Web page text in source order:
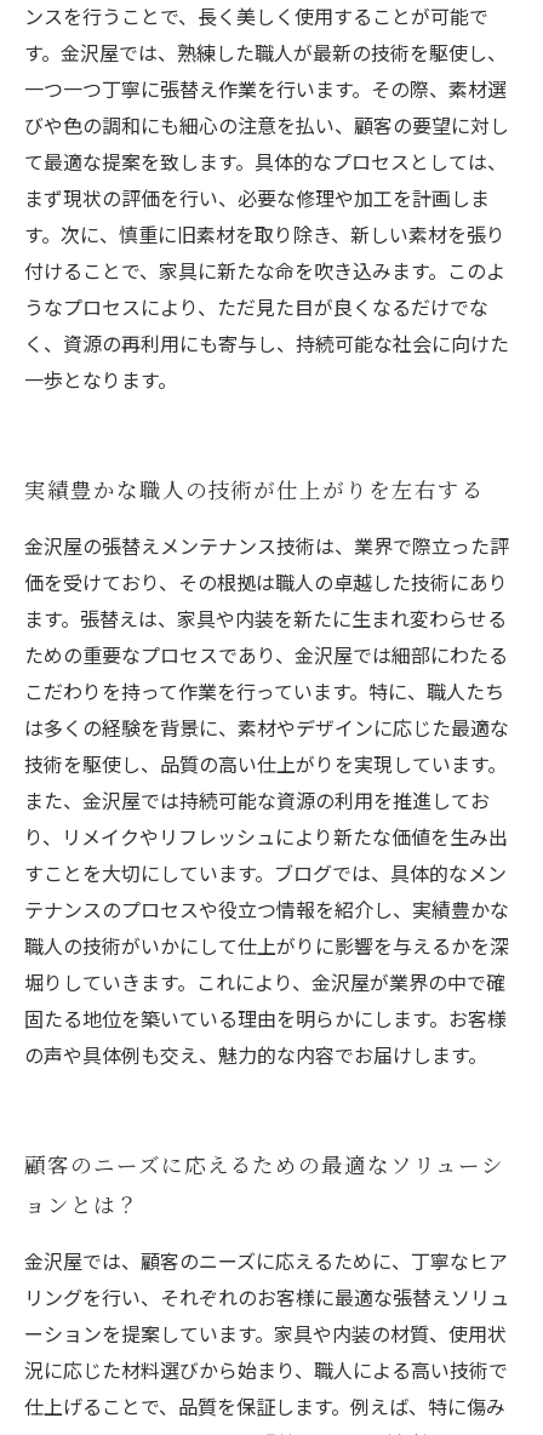
ンスを行うことで、長く美しく使用することが可能で
す。金沢屋では、熟練した職人が最新の技術を駆使し、
一つ一つ丁寧に張替え作業を行います。その際、素材選
びや色の調和にも細心の注意を払い、顧客の要望に対し
て最適な提案を致します。具体的なプロセスとしては、
まず現状の評価を行い、必要な修理や加工を計画しま
す。次に、慎重に旧素材を取り除き、新しい素材を張り
付けることで、家具に新たな命を吹き込みます。このよ
うなプロセスにより、ただ見た目が良くなるだけでな
く、資源の再利用にも寄与し、持続可能な社会に向けた
一歩となります。
実績豊かな職人の技術が仕上がりを左右する
金沢屋の張替えメンテナンス技術は、業界で際立った評
価を受けており、その根拠は職人の卓越した技術にあり
ます。張替えは、家具や内装を新たに生まれ変わらせる
ための重要なプロセスであり、金沢屋では細部にわたる
こだわりを持って作業を行っています。特に、職人たち
は多くの経験を背景に、素材やデザインに応じた最適な
技術を駆使し、品質の高い仕上がりを実現しています。
また、金沢屋では持続可能な資源の利用を推進してお
り、リメイクやリフレッシュにより新たな価値を生み出
すことを大切にしています。ブログでは、具体的なメン
テナンスのプロセスや役立つ情報を紹介し、実績豊かな
職人の技術がいかにして仕上がりに影響を与えるかを深
堀りしていきます。これにより、金沢屋が業界の中で確
固たる地位を築いている理由を明らかにします。お客様
の声や具体例も交え、魅力的な内容でお届けします。
顧客のニーズに応えるための最適なソリューシ
ョンとは？
金沢屋では、顧客のニーズに応えるために、丁寧なヒア
リングを行い、それぞれのお客様に最適な張替えソリュ
ーションを提案しています。家具や内装の材質、使用状
況に応じた材料選びから始まり、職人による高い技術で
仕上げることで、品質を保証します。例えば、特に傷み